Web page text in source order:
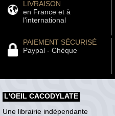
LIVRAISON
en France et à
l'international
PAIEMENT SÉCURISÉ
Paypal - Chèque
L'OEIL CACODYLATE
Une librairie indépendante